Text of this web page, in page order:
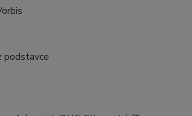
podstavce